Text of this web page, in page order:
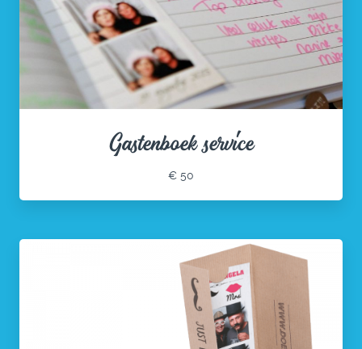
Gastenboek service
€ 50